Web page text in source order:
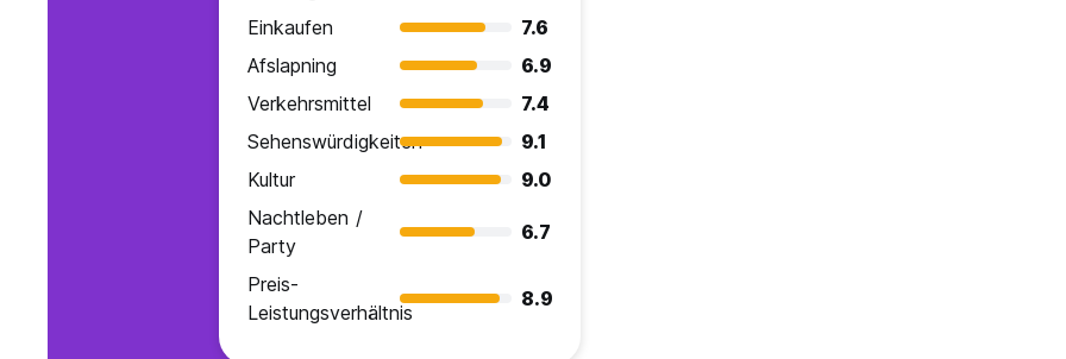
Einkaufen
7.6
Afslapning
6.9
Verkehrsmittel
7.4
Sehenswürdigkeiten
9.1
Kultur
9.0
Nachtleben /
Party
6.7
Preis-
Leistungsverhältnis
8.9